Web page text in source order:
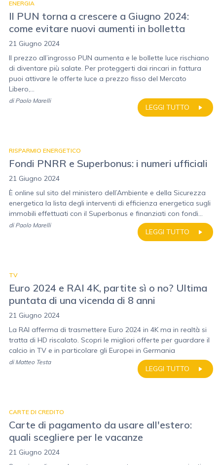
ENERGIA
Il PUN torna a crescere a Giugno 2024:
come evitare nuovi aumenti in bolletta
21 Giugno 2024
Il prezzo all’ingrosso PUN aumenta e le bollette luce rischiano
di diventare più salate. Per proteggerti dai rincari in fattura
puoi attivare le offerte luce a prezzo fisso del Mercato
Libero,...
LEGGI TUTTO
di Paolo Marelli
RISPARMIO ENERGETICO
Fondi PNRR e Superbonus: i numeri ufficiali
21 Giugno 2024
È online sul sito del ministero dell’Ambiente e della Sicurezza
energetica la lista degli interventi di efficienza energetica sugli
immobili effettuati con il Superbonus e finanziati con fondi...
LEGGI TUTTO
di Paolo Marelli
TV
Euro 2024 e RAI 4K, partite sì o no? Ultima
puntata di una vicenda di 8 anni
21 Giugno 2024
La RAI afferma di trasmettere Euro 2024 in 4K ma in realtà si
tratta di HD riscalato. Scopri le migliori offerte per guardare il
calcio in TV e in particolare gli Europei in Germania
LEGGI TUTTO
di Matteo Testa
CARTE DI CREDITO
Carte di pagamento da usare all'estero:
quali scegliere per le vacanze
21 Giugno 2024